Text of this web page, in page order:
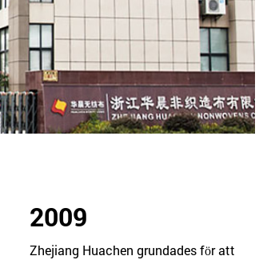
2009
Zhejiang Huachen grundades för att